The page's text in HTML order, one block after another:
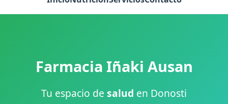
Farmacia Iñaki Ausan
Tu espacio de salud en Donosti